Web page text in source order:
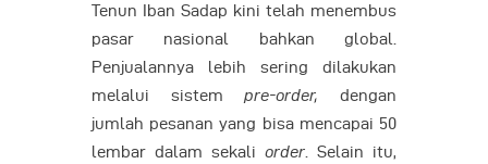
Tenun Iban Sadap kini telah menembus
pasar nasional bahkan global.
Penjualannya lebih sering dilakukan
melalui sistem pre-order, dengan
jumlah pesanan yang bisa mencapai 50
lembar dalam sekali order . Selain itu,